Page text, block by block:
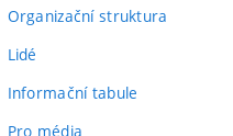
Organizační struktura
Lidé
Informační tabule
Pro média